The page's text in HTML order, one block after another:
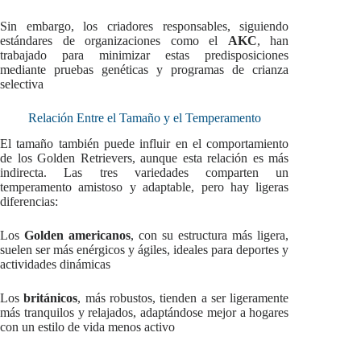
Sin embargo, los criadores responsables, siguiendo
estándares de organizaciones como el AKC, han
trabajado para minimizar estas predisposiciones
mediante pruebas genéticas y programas de crianza
selectiva
Relación Entre el Tamaño y el Temperamento
El tamaño también puede influir en el comportamiento
de los Golden Retrievers, aunque esta relación es más
indirecta. Las tres variedades comparten un
temperamento amistoso y adaptable, pero hay ligeras
diferencias:
LosGolden americanos, con su estructura más ligera,
suelen ser más enérgicos y ágiles, ideales para deportes y
actividades dinámicas
Losbritánicos, más robustos, tienden a ser ligeramente
más tranquilos y relajados, adaptándose mejor a hogares
con un estilo de vida menos activo